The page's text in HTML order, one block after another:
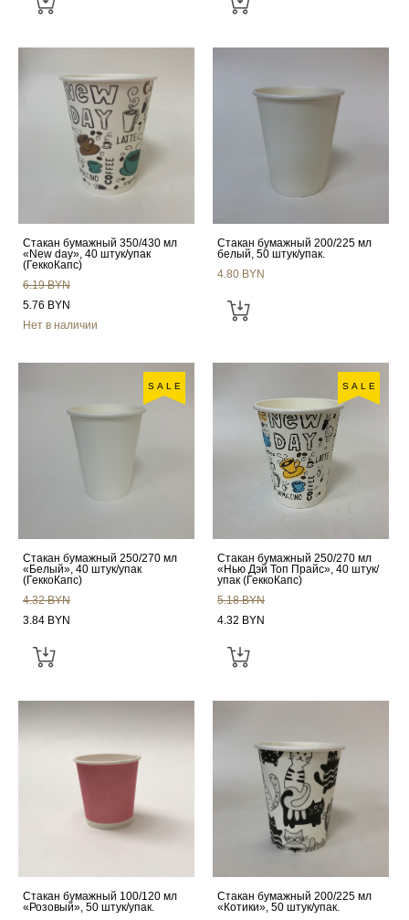
Стакан бумажный 350/430 мл
«New day», 40 штук/упак
(ГеккоКапс)
6.19 BYN
5.76 BYN
Нет в наличии
Стакан бумажный 200/225 мл
белый, 50 штук/упак.
4.80 BYN
SALE
Стакан бумажный 250/270 мл
«Белый», 40 штук/упак
(ГеккоКапс)
4.32 BYN
3.84 BYN
SALE
Стакан бумажный 250/270 мл
«Нью Дэй Топ Прайс», 40 штук/
упак (ГеккоКапс)
5.18 BYN
4.32 BYN
Стакан бумажный 100/120 мл
«Розовый», 50 штук/упак.
Стакан бумажный 200/225 мл
«Котики», 50 штук/упак.